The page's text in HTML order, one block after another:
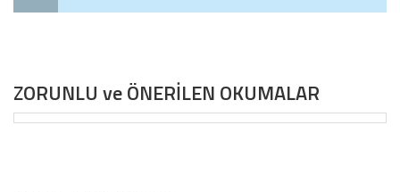
ZORUNLU ve ÖNERİLEN OKUMALAR